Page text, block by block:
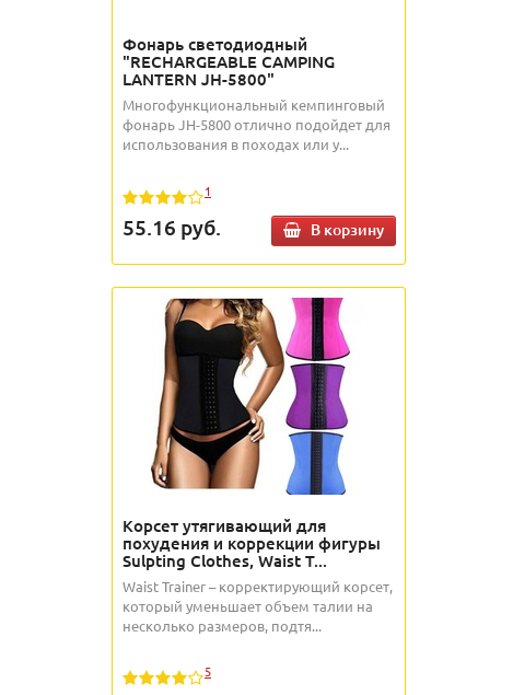
Фонарь светодиодный
"RECHARGEABLE CAMPING
LANTERN JH-5800"
Многофункциональный кемпинговый
фонарь JH-5800 отлично подойдет для
использования в походах или у...
1
55.16 руб. В корзину
Корсет утягивающий для
похудения и коррекции фигуры
Sulpting Clothes, Waist T...
Waist Trainer – корректирующий корсет,
который уменьшает объем талии на
несколько размеров, подтя...
5